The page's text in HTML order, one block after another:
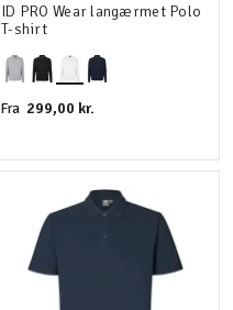
ID PRO Wear langærmet Polo
T-shirt
Fra 299,00 kr.